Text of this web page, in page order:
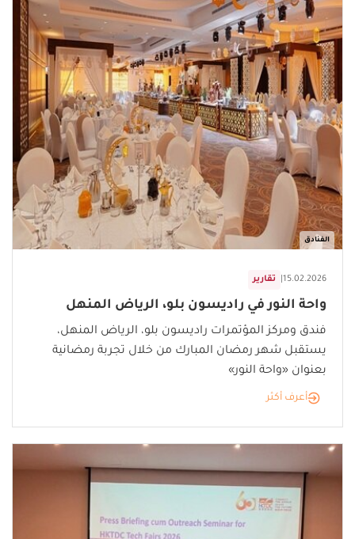
الفنادق
تقارير 15.02.2026
واحة النور في راديسون بلو، الرياض المنهل
فندق ومركز المؤتمرات راديسون بلو، الرياض المنهل،
يستقبل شهر رمضان المبارك من خلال تجربة رمضانية
بعنوان «واحة النور»
أعرف أكثر